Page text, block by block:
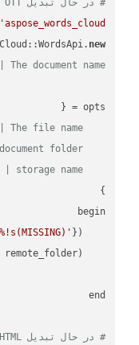
# در حال تبدیل OTT به HTML
'aspose_words_cloud'
new
document name.
    filename:
file name.
    folder:
folder.
    storage_name:
storage name.
# در حال تبدیل HTML به CHM